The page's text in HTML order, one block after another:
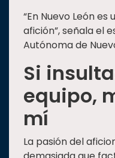
“En Nuevo León
afición”, señala el
Autónoma de
Si
equipo,
mí
La pasión del